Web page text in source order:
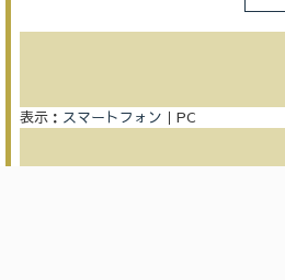
表示： スマートフォン ｜ PC